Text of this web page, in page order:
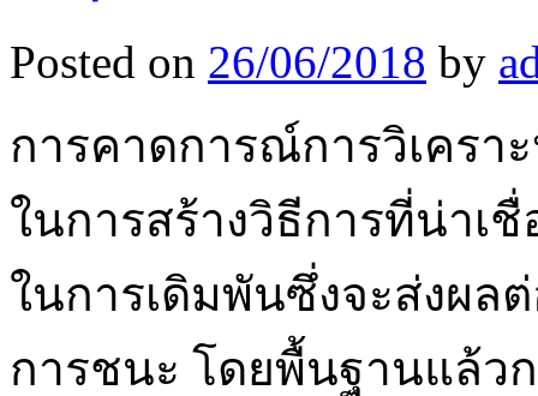
Posted on 26/06/2018 by
การคาดการณ์การวิเคร
ในการสร้างวิธีการที่น่าเ
ในการเดิมพันซึ่งจะส่งผล
การชนะ โดยพื้นฐานแล้ว